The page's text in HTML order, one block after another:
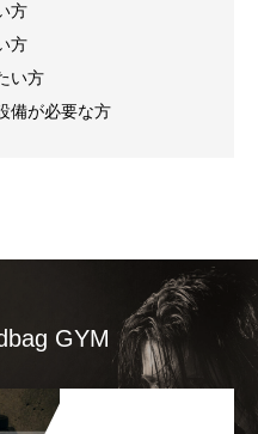
方
方
い方
備が必要な方
GYM